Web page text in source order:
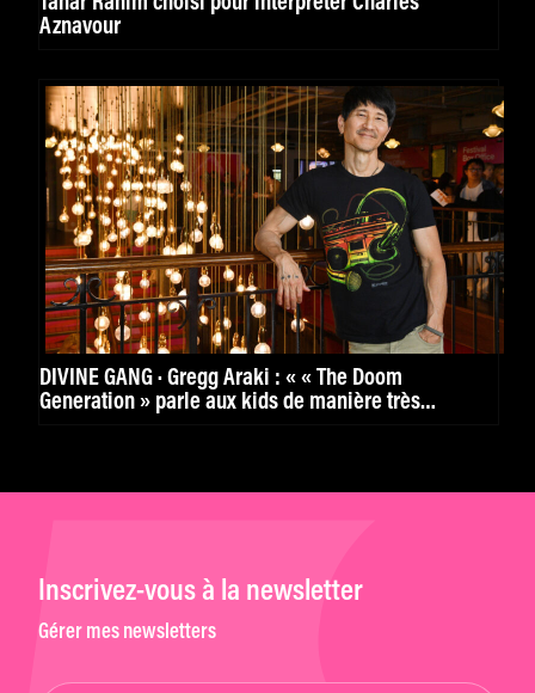
Aznavour
DIVINE GANG · Gregg Araki : « « The Doom
Generation » parle aux kids de manière très
Inscrivez-vous à la newsletter
Gérer mes newsletters